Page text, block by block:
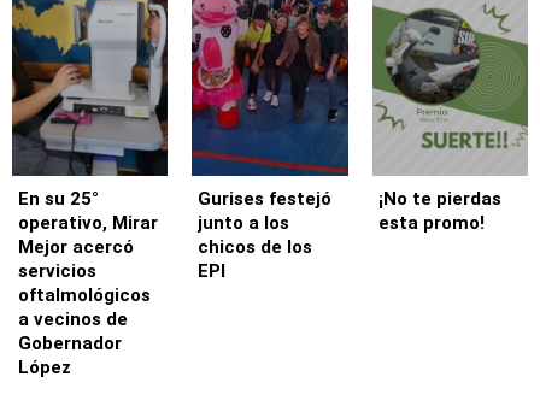
En su 25°
operativo, Mirar
Mejor acercó
servicios
oftalmológicos
a vecinos de
Gobernador
López
Gurises festejó
junto a los
chicos de los
EPI
¡No te pierdas
esta promo!